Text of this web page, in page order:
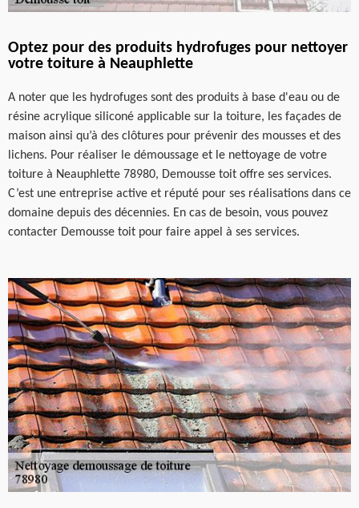
Optez pour des produits hydrofuges pour nettoyer
votre toiture à Neauphlette
A noter que les hydrofuges sont des produits à base d'eau ou de
résine acrylique siliconé applicable sur la toiture, les façades de
maison ainsi qu’à des clôtures pour prévenir des mousses et des
lichens. Pour réaliser le démoussage et le nettoyage de votre
toiture à Neauphlette 78980, Demousse toit offre ses services.
C’est une entreprise active et réputé pour ses réalisations dans ce
domaine depuis des décennies. En cas de besoin, vous pouvez
contacter Demousse toit pour faire appel à ses services.